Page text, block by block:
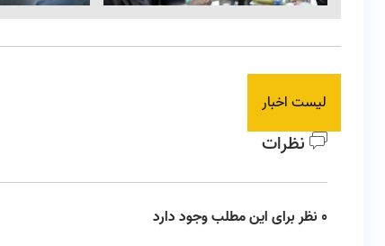
لیست اخبار
نظرات
0 نظر برای این مطلب وجود دارد